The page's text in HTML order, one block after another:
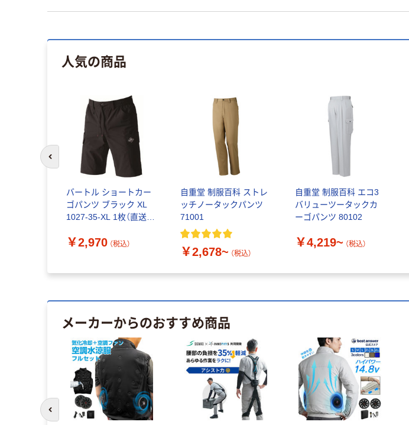
人気の商品
バートル ショートカー
ゴパンツ ブラック XL
1027-35-XL 1枚（直送
￥2,970 （税込）
自重堂 制服百科 ストレ
ッチノータックパンツ
71001
￥2,678~ （税込）
自重堂 制服百科 エコ3
バリューツータックカ
ーゴパンツ 80102
￥4,219~ （税込）
前のスライドへ
メーカーからのおすすめ商品
前のスライドへ